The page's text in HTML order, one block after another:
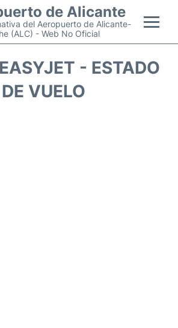
de Alicante
del Aeropuerto de Alicante-
(ALC) - Web No Oficial
- ESTADO
DE VUELO